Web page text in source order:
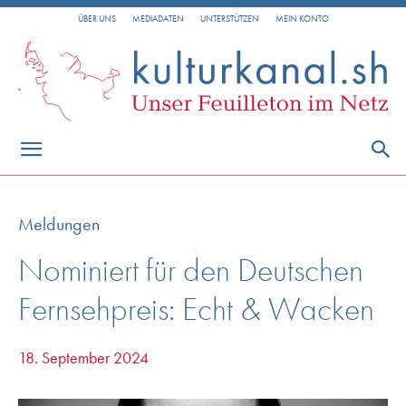
ÜBER UNS MEDIADATEN UNTERSTÜTZEN MEIN KONTO
Meldungen
Nominiert für den Deutschen
Fernsehpreis: Echt & Wacken
18. September 2024